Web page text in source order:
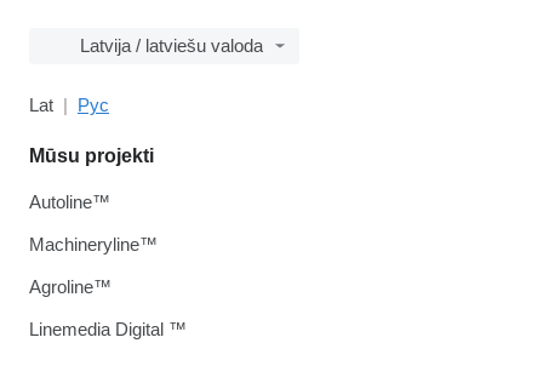
Latvija / latviešu valoda
Lat Рус
Mūsu projekti
Autoline™
Machineryline™
Agroline™
Linemedia Digital ™